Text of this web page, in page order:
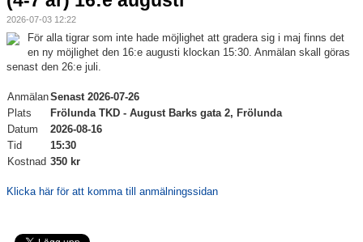
2026-07-03 12:22
För alla tigrar som inte hade möjlighet att gradera sig i maj finns det
en ny möjlighet den 16:e augusti klockan 15:30. Anmälan skall göras
senast den 26:e juli.
AnmälanSenast 2026-07-26
Plats
Frölunda TKD - August Barks gata 2, Frölunda
Datum
2026-08-16
Tid
15:30
Kostnad 350 kr
Klicka här för att komma till anmälningssidan